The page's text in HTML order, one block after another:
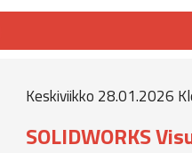
Keskiviikko 28.01.2026
SOLIDWORKS